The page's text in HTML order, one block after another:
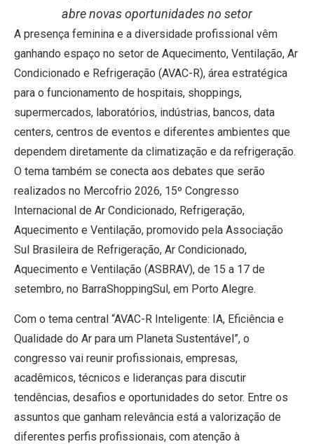
abre novas oportunidades no setor
A presença feminina e a diversidade profissional vêm
ganhando espaço no setor de Aquecimento, Ventilação, Ar
Condicionado e Refrigeração (AVAC-R), área estratégica
para o funcionamento de hospitais, shoppings,
supermercados, laboratórios, indústrias, bancos, data
centers, centros de eventos e diferentes ambientes que
dependem diretamente da climatização e da refrigeração.
O tema também se conecta aos debates que serão
realizados no Mercofrio 2026, 15º Congresso
Internacional de Ar Condicionado, Refrigeração,
Aquecimento e Ventilação, promovido pela Associação
Sul Brasileira de Refrigeração, Ar Condicionado,
Aquecimento e Ventilação (ASBRAV), de 15 a 17 de
setembro, no BarraShoppingSul, em Porto Alegre.
Com o tema central “AVAC-R Inteligente: IA, Eficiência e
Qualidade do Ar para um Planeta Sustentável”, o
congresso vai reunir profissionais, empresas,
acadêmicos, técnicos e lideranças para discutir
tendências, desafios e oportunidades do setor. Entre os
assuntos que ganham relevância está a valorização de
diferentes perfis profissionais, com atenção à